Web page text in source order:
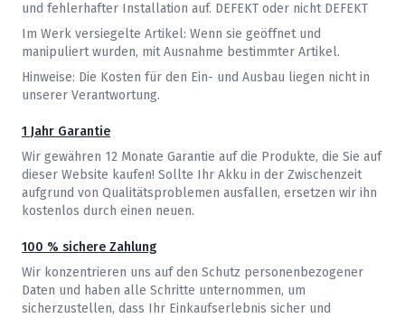
und fehlerhafter Installation auf. DEFEKT oder nicht DEFEKT
Im Werk versiegelte Artikel: Wenn sie geöffnet und
manipuliert wurden, mit Ausnahme bestimmter Artikel.
Hinweise: Die Kosten für den Ein- und Ausbau liegen nicht in
unserer Verantwortung.
1 Jahr Garantie
Wir gewähren 12 Monate Garantie auf die Produkte, die Sie auf
dieser Website kaufen! Sollte Ihr Akku in der Zwischenzeit
aufgrund von Qualitätsproblemen ausfallen, ersetzen wir ihn
kostenlos durch einen neuen.
100 % sichere Zahlung
Wir konzentrieren uns auf den Schutz personenbezogener
Daten und haben alle Schritte unternommen, um
sicherzustellen, dass Ihr Einkaufserlebnis sicher und